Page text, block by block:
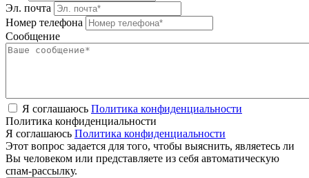
Эл. почта
Номер телефона
Сообщение
Я соглашаюсь Политика конфиденциальности
Политика конфиденциальности
Я соглашаюсь Политика конфиденциальности
Этот вопрос задается для того, чтобы выяснить, являетесь ли
Вы человеком или представляете из себя автоматическую
спам-рассылку.